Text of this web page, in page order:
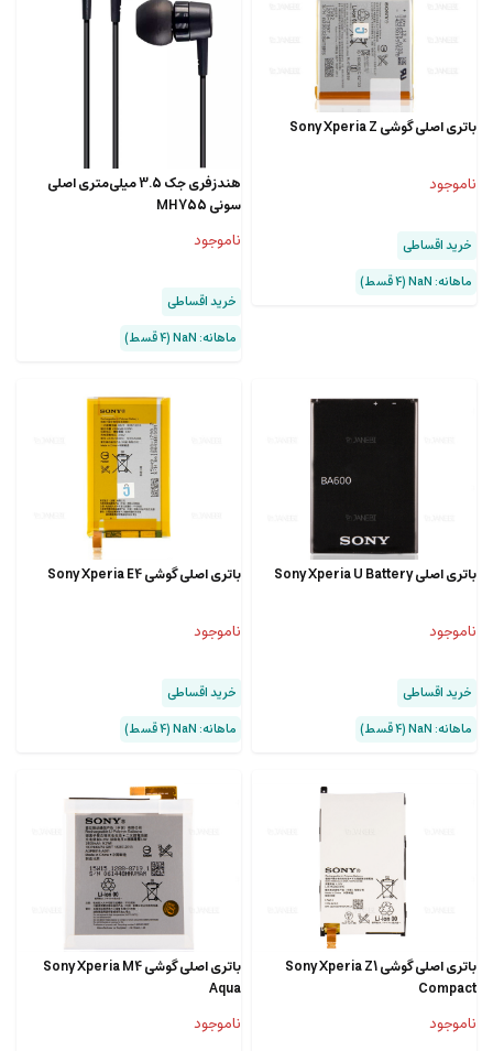
باتری اصلی گوشی Sony Xperia Z
ناموجود
خرید اقساطی
ماهانه: NaN (۴ قسط)
هندزفری جک 3.5 میلی‌متری اصلی
سونی MH755
ناموجود
خرید اقساطی
ماهانه: NaN (۴ قسط)
باتری اصلی Sony Xperia U Battery
ناموجود
خرید اقساطی
ماهانه: NaN (۴ قسط)
باتری اصلی گوشی Sony Xperia E4
ناموجود
خرید اقساطی
ماهانه: NaN (۴ قسط)
باتری اصلی گوشی Sony Xperia Z1
Compact
ناموجود
باتری اصلی گوشی Sony Xperia M4
Aqua
ناموجود